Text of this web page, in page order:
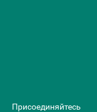
Присоединяйтесь